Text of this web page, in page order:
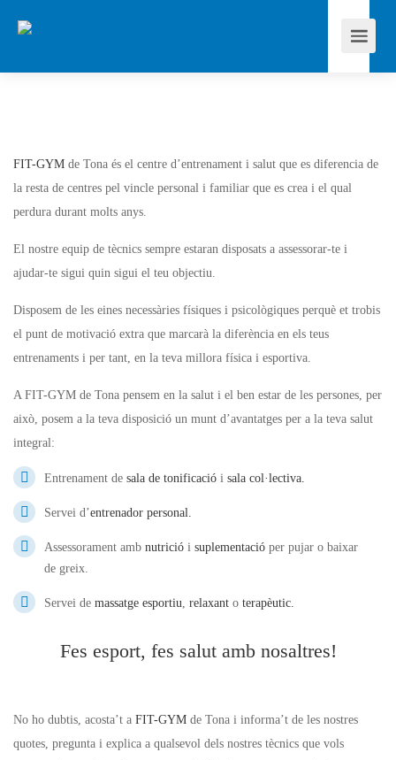
FIT-GYM de Tona és el centre d’entrenament i salut que es diferencia de
la resta de centres pel vincle personal i familiar que es crea i el qual
perdura durant molts anys.
El nostre equip de tècnics sempre estaran disposats a assessorar-te i
ajudar-te sigui quin sigui el teu objectiu.
Disposem de les eines necessàries físiques i psicològiques perquè et trobis
el punt de motivació extra que marcarà la diferència en els teus
entrenaments i per tant, en la teva millora física i esportiva.
A FIT-GYM de Tona pensem en la salut i el ben estar de les persones, per
això, posem a la teva disposició un munt d’avantatges per a la teva salut
integral:
Entrenament de sala de tonificació i sala col·lectiva.
Servei d’entrenador personal.
Assessorament amb nutrició i suplementació per pujar o baixar
de greix.
Servei de massatge esportiu, relaxant o terapèutic.
Fes esport, fes salut amb nosaltres!
No ho dubtis, acosta’t a FIT-GYM de Tona i informa’t de les nostres
quotes, pregunta i explica a qualsevol dels nostres tècnics que vols